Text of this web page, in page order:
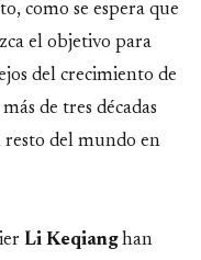
como se espera que
el objetivo para
del crecimiento de
de tres décadas
resto del mundo en
Li Keqianghan